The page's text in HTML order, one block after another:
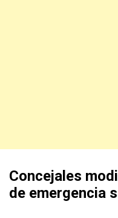
Concejales
de emergencia